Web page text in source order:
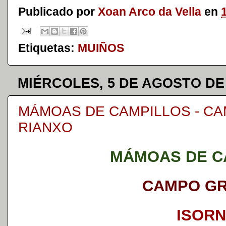
Publicado por Xoan Arco da Vella en
Etiquetas: MUIÑOS
MIÉRCOLES, 5 DE AGOSTO
MÁMOAS DE CAMPILLOS -
RIANXO
MÁMOAS DE
CAMPO